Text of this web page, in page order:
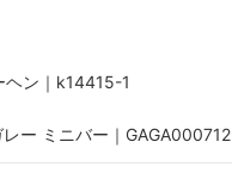
ヘン｜k14415-1
ー ミニバー｜GAGA000712